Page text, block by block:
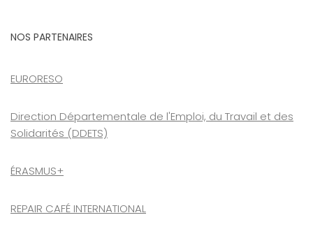
NOS PARTENAIRES
EURORESO
Direction Départementale de l'Emploi, du Travail et des
Solidarités (DDETS)
ÉRASMUS+
REPAIR CAFÉ INTERNATIONAL